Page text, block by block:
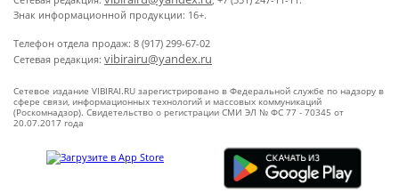
Знак информационной продукции: 16+.
Телефон отдела продаж: 8 (917) 299-67-02
Сетевая редакция: vibirairu@yandex.ru
Сетевое издание VIBIRAI.RU зарегистрировано в Федеральной службе по надзору в
сфере связи, информационных технологий и массовых коммуникаций
(Роскомнадзор). Свидетельство о регистрации СМИ ЭЛ № ФС 77 - 70345 от
20.07.2017 года